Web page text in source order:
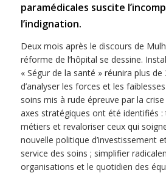
paramédicales suscite
l’indignation.
Deux mois après le discours de
réforme de l’hôpital se dessine.
« Ségur de la santé » réunira plus
d’analyser les forces et les
soins mis à rude épreuve par la
axes stratégiques ont été identifiés
métiers et revaloriser ceux qui
nouvelle politique d’investissement
service des soins ; simplifier
organisations et le quotidien des